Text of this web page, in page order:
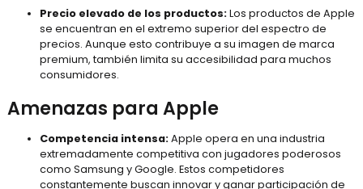
Precio elevado de los productos:Los productos de Apple
se encuentran en el extremo superior del espectro de
precios. Aunque esto contribuye a su imagen de marca
premium, también limita su accesibilidad para muchos
consumidores.
Amenazas para Apple
Competencia intensa:Apple opera en una industria
extremadamente competitiva con jugadores poderosos
como Samsung y Google. Estos competidores
constantemente buscan innovar y ganar participación de